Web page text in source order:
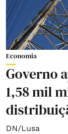
Economia
Governo
1,58 mil
DN/Lusa